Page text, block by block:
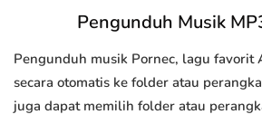
Pengunduh Musik
Pengunduh musik Pornec, lagu favorit
secara otomatis ke folder atau
juga dapat memilih folder atau